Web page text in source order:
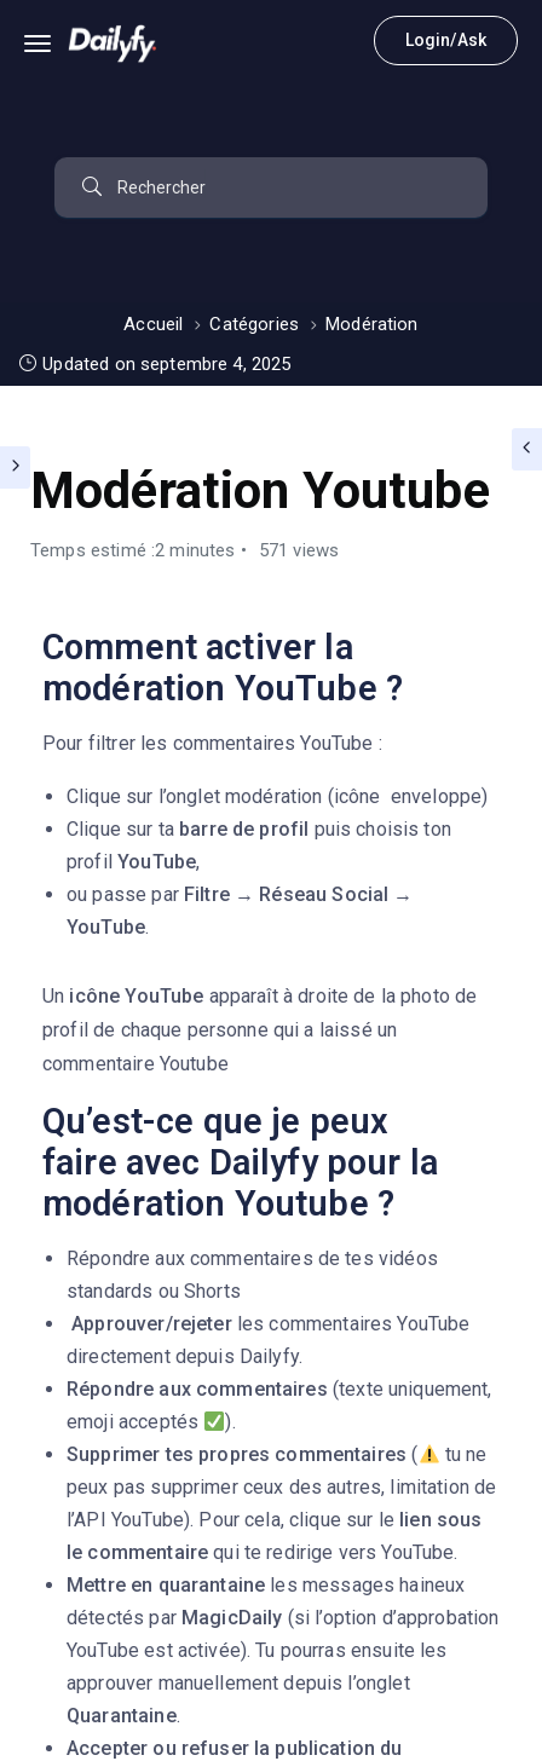
Login/Ask
Accueil Catégories
Modération
Updated on septembre 4, 2025
Modération Youtube
Temps estimé :2 minutes 571 views
Comment activer la
modération YouTube ?
Pour filtrer les commentaires YouTube :
Clique sur l’onglet modération (icône enveloppe)
Clique sur ta barre de profil puis choisis ton
profilYouTube,
ou passe par Filtre → Réseau Social →
YouTube.
Un icône YouTube apparaît à droite de la photo de
profil de chaque personne qui a laissé un
commentaire Youtube
Qu’est-ce que je peux
faire avec Dailyfy pour la
modération Youtube ?
Répondre aux commentaires de tes vidéos
standards ou Shorts
Approuver/rejeterles commentaires YouTube
directement depuis Dailyfy.
Répondre aux commentaires (texte uniquement,
emoji acceptés
).
Supprimer tes propres commentaires (
tu ne
peux pas supprimer ceux des autres, limitation de
l’API YouTube). Pour cela, clique sur le lien sous
le commentaire qui te redirige vers YouTube.
Mettre en quarantaine les messages haineux
détectés par MagicDaily (si l’option d’approbation
YouTube est activée). Tu pourras ensuite les
approuver manuellement depuis l’onglet
Quarantaine.
Accepter ou refuser la publication du